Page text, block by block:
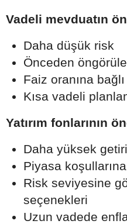
Vadeli mevduatın
Daha düşük risk
Önceden
Faiz oranına
Kısa vadeli
Yatırım fonlarının
Daha yüksek
Piyasa
Risk seviyesine
seçenekleri
Uzun vadede